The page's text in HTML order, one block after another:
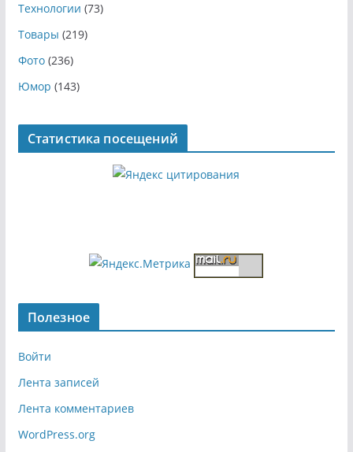
Технологии (73)
Товары (219)
Фото(236)
Юмор (143)
Статистика посещений
Полезное
Войти
Лента записей
Лента комментариев
WordPress.org